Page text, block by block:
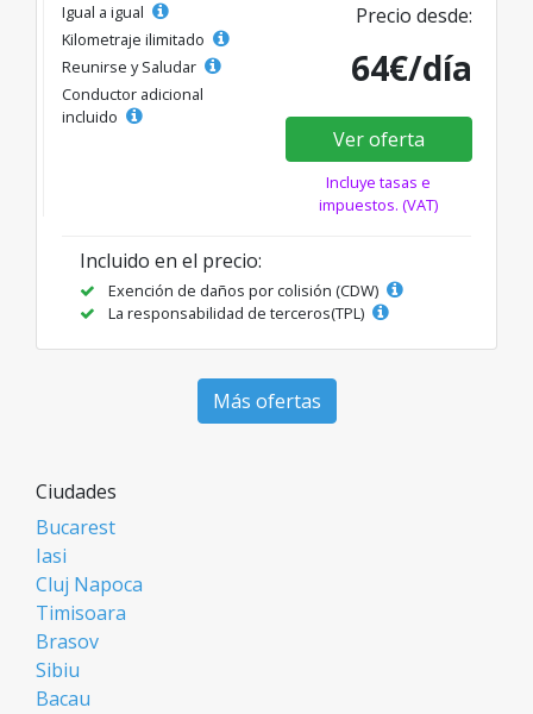
Igual a igual
Kilometraje ilimitado
Reunirse y Saludar
Conductor adicional
incluido
Precio desde:
64€/día
Ver oferta
Incluye tasas e
impuestos. (VAT)
Incluido en el precio:
Exención de daños por colisión (CDW)
La responsabilidad de terceros(TPL)
Más ofertas
Ciudades
Bucarest
Iasi
Cluj Napoca
Timisoara
Brasov
Sibiu
Bacau